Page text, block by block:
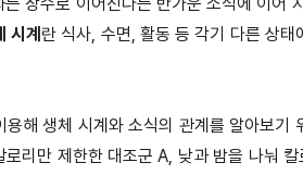
장수로 이어진다는 반가운 소식에 이어
시계 란 식사, 수면, 활동 등 각기 다른 상
해 생체 시계와 소식의 관계를 알아보기
리만 제한한 대조군 A, 낮과 밤을 나눠